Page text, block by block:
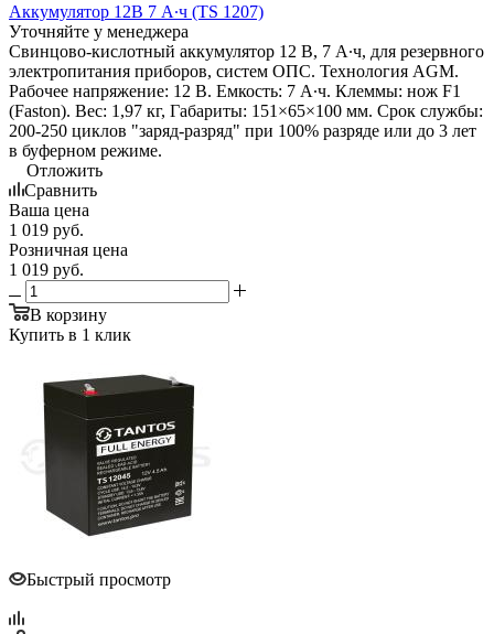
Аккумулятор 12В 7 А∙ч (TS 1207)
Уточняйте у менеджера
Свинцово-кислотный аккумулятор 12 В, 7 А∙ч, для резервного
электропитания приборов, систем ОПС. Технология AGM.
Рабочее напряжение: 12 В. Емкость: 7 А∙ч. Клеммы: нож F1
(Faston). Вес: 1,97 кг, Габариты: 151×65×100 мм. Срок службы:
200-250 циклов "заряд-разряд" при 100% разряде или до 3 лет
в буферном режиме.
Отложить
Сравнить
Ваша цена
1 019 руб.
Розничная цена
1 019 руб.
В корзину
Купить в 1 клик
Быстрый просмотр